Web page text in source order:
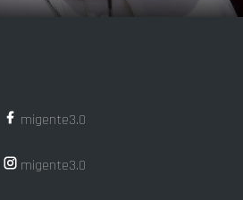
migente3.0
migente3.0